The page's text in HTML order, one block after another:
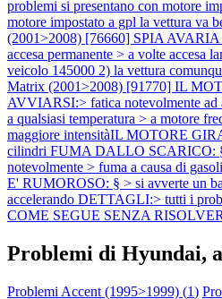
problemi si presentano con motore
motore impostato a gpl la vettura va
(2001>2008) [76660] SPIA AVARIA
accesa permanente > a volte accesa
veicolo 145000 2) la vettura
Matrix (2001>2008) [91770] IL
AVVIARSI:> fatica notevolmente ad
a qualsiasi temperatura > a motore
maggiore intensitàIL MOTORE
cilindri FUMA DALLO SCARICO:
notevolmente > fuma a causa di
E' RUMOROSO: § > si avverte un
accelerando DETTAGLI:> tutti i
COME SEGUE SENZA
Problemi di Hyundai,
Problemi Accent (1995>1999) (1)